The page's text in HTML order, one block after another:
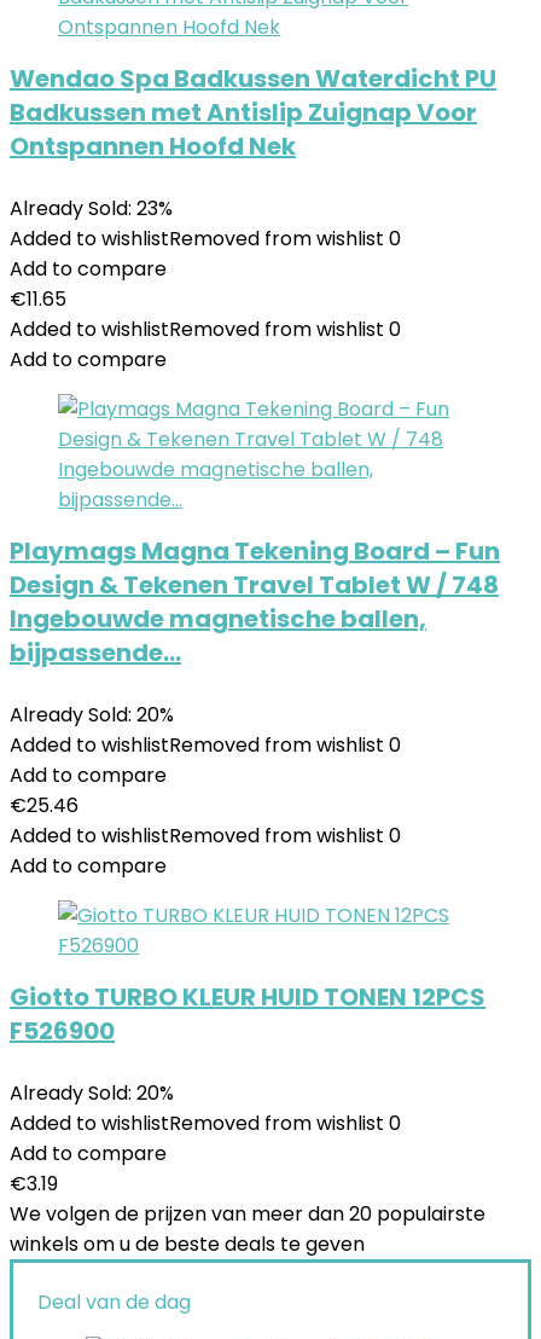
Wendao Spa Badkussen Waterdicht PU
Badkussen met Antislip Zuignap Voor
Ontspannen Hoofd Nek
Already Sold: 23%
Added to wishlistRemoved from wishlist 0
Add to compare
€11.65
Added to wishlistRemoved from wishlist 0
Add to compare
Playmags Magna Tekening Board – Fun
Design & Tekenen Travel Tablet W / 748
Ingebouwde magnetische ballen,
bijpassende…
Already Sold: 20%
Added to wishlistRemoved from wishlist 0
Add to compare
€25.46
Added to wishlistRemoved from wishlist 0
Add to compare
Giotto TURBO KLEUR HUID TONEN 12PCS
F526900
Already Sold: 20%
Added to wishlistRemoved from wishlist 0
Add to compare
€3.19
We volgen de prijzen van meer dan 20 populairste
winkels om u de beste deals te geven
Deal van de dag